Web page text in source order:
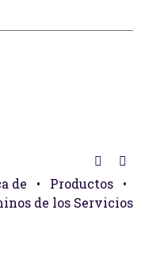
de • Productos
•
de los Servicios